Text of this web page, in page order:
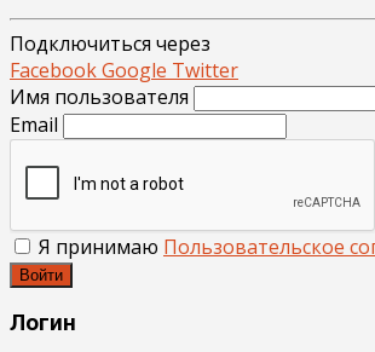
Подключиться через
FacebookGoogle Twitter
Имя пользователя
Email
Я принимаю Пользовательское
Войти
Логин